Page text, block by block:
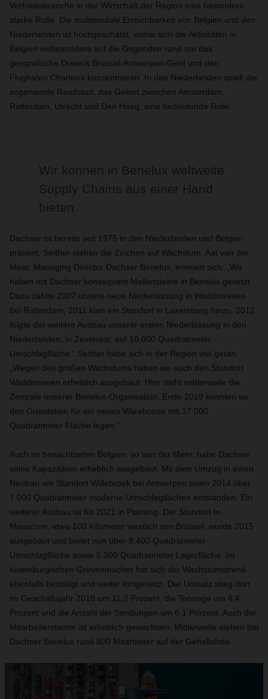
Vertriebsbranche in der Wirtschaft der Region eine besonders
starke Rolle. Die multimodale Erreichbarkeit von Belgien und den
Niederlanden ist hochgeschätzt, wobei sich die Aktivitäten in
Belgien insbesondere auf die Gegenden rund um das
geografische Dreieck Brüssel-Antwerpen-Gent und den
Flughafen Charleroi konzentrieren. In den Niederlanden spielt die
sogenannte Randstad, das Gebiet zwischen Amsterdam,
Rotterdam, Utrecht und Den Haag, eine bedeutende Rolle.
Wir können in Benelux weltweite
Supply Chains aus einer Hand
bieten.
Dachser ist bereits seit 1975 in den Niederlanden und Belgien
präsent. Seither stehen die Zeichen auf Wachstum. Aat van der
Meer, Managing Director Dachser Benelux, erinnert sich: „Wir
haben mit Dachser konsequent Meilensteine in Benelux gesetzt.
Dazu zählte 2007 unsere neue Niederlassung in Waddinxveen
bei Rotterdam, 2011 kam ein Standort in Luxemburg hinzu. 2012
folgte der weitere Ausbau unserer ersten Niederlassung in den
Niederlanden, in Zevenaar, auf 10.000 Quadratmeter
Umschlagfläche.“ Seither habe sich in der Region viel getan.
„Wegen des großen Wachstums haben wir auch den Standort
Waddinxveen erheblich ausgebaut. Hier steht mittlerweile die
Zentrale unserer Benelux-Organisation. Ende 2019 konnten wir
den Grundstein für ein neues Warehouse mit 17.000
Quadratmeter Fläche legen.“
Auch im benachbarten Belgien, so van der Meer, habe Dachser
seine Kapazitäten erheblich ausgebaut. Mit dem Umzug in einen
Neubau am Standort Willebroek bei Antwerpen seien 2014 über
7.000 Quadratmeter moderne Umschlagflächen entstanden. Ein
weiterer Ausbau ist für 2021 in Planung. Der Standort in
Mouscron, etwa 100 Kilometer westlich von Brüssel, wurde 2015
ausgebaut und bietet nun über 8.400 Quadratmeter
Umschlagfläche sowie 5.000 Quadratmeter Lagerfläche. Im
luxemburgischen Grevenmacher hat sich der Wachstumstrend
ebenfalls bestätigt und weiter fortgesetzt. Der Umsatz stieg dort
im Geschäftsjahr 2018 um 11,3 Prozent, die Tonnage um 6,4
Prozent und die Anzahl der Sendungen um 6,1 Prozent. Auch der
Mitarbeiterstamm ist erheblich gewachsen. Mittlerweile stehen bei
Dachser Benelux rund 800 Mitarbeiter auf der Gehaltsliste.